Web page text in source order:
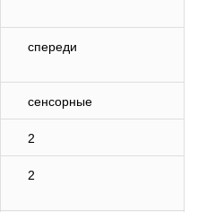
спереди
сенсорные
2
2